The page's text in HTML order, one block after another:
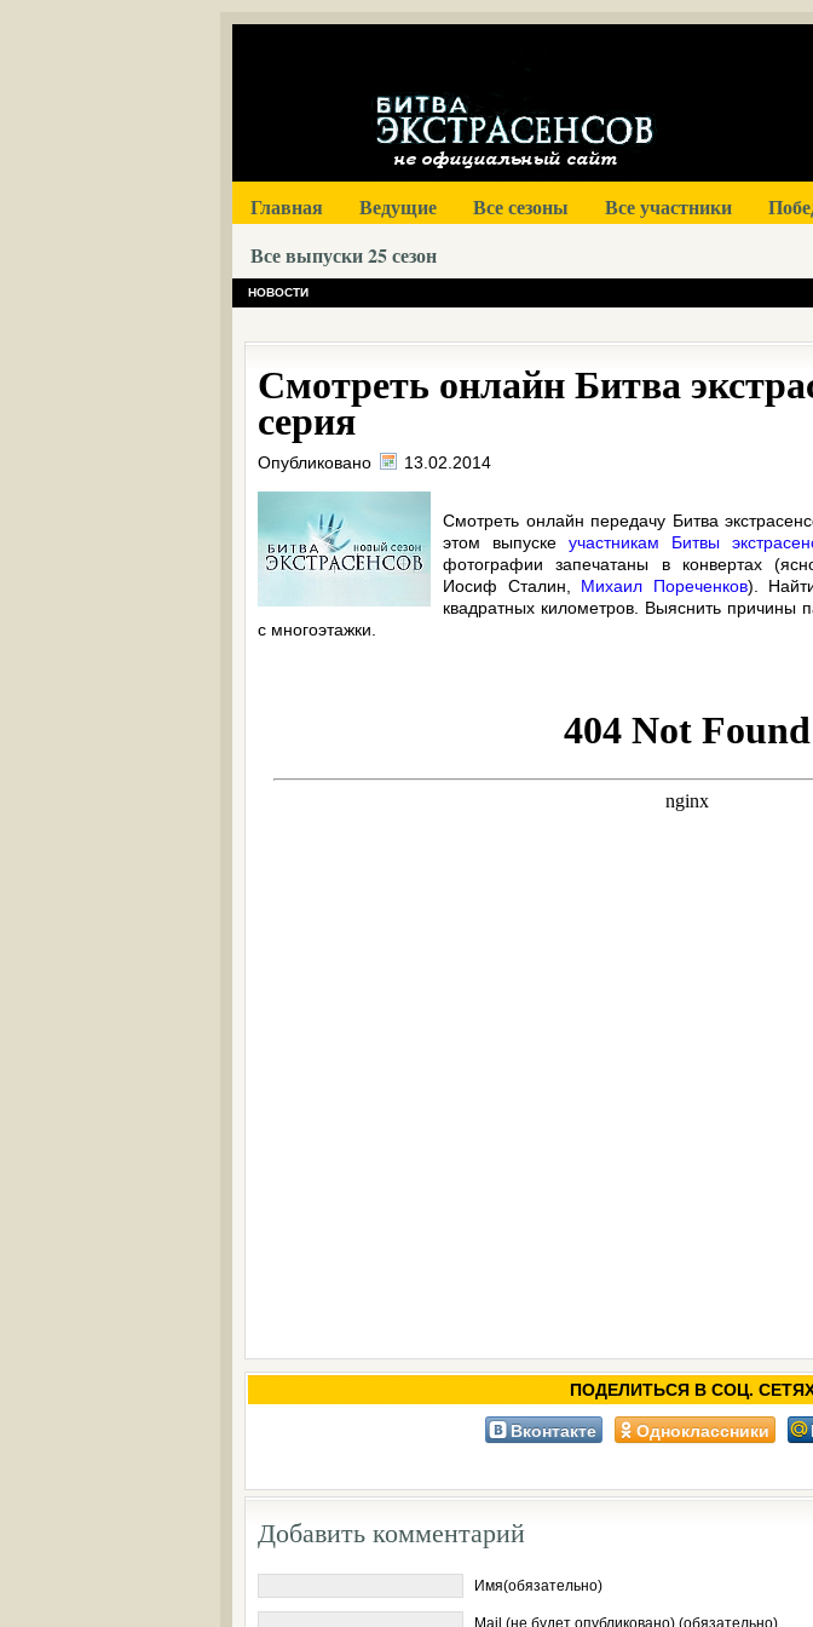
Главная Ведущие Все сезоны Все участники
Все выпуски 25 сезон
НОВОСТИ
Смотреть онлайн Битва
серия
Опубликовано 13.02.2014
Смотреть онлайн передачу Битва
этом выпускеучастникам Битвы
фотографии запечатаны в конвертах
Иосиф Сталин, Михаил Пореченков).
квадратных километров. Выяснить причины
с многоэтажки.
ПОДЕЛИТЬСЯ В СОЦ.
Вконтакте Одноклассники
Добавить комментарий
Имя(обязательно)
Mail (не будет опубликовано) (обязательно)